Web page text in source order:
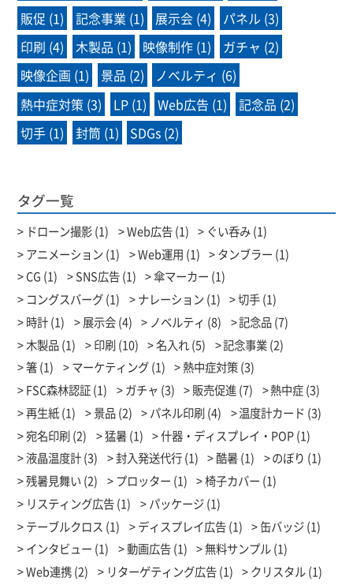
販促 (1)
記念事業 (1) 展示会 (4)
パネル (3)
印刷 (4)
木製品 (1) 映像制作 (1)
ガチャ (2)
映像企画 (1)
景品 (2)
ノベルティ (6)
熱中症対策 (3)
LP (1) Web広告 (1)
記念品 (2)
切手 (1)
封筒 (1) SDGs (2)
タグ一覧
ドローン撮影 (1) Web広告 (1)
ぐい呑み (1)
アニメーション (1)
Web運用 (1)
タンブラー (1)
CG (1)
SNS広告 (1)
傘マーカー (1)
コングスバーグ (1)
ナレーション (1)
切手 (1)
時計 (1)
展示会 (4) ノベルティ (8)
記念品 (7)
木製品 (1)
印刷 (10) 名入れ (5)
記念事業 (2)
箸 (1)
マーケティング (1)
熱中症対策 (3)
FSC森林認証 (1)
ガチャ (3) 販売促進 (7)
熱中症 (3)
再生紙 (1)
景品 (2) パネル印刷 (4)
温度計カード (3)
宛名印刷 (2)
猛暑 (1)
什器・ディスプレイ・POP (1)
液晶温度計 (3)
封入発送代行 (1) 酷暑 (1)
のぼり (1)
残暑見舞い (2)
プロッター (1)
椅子カバー (1)
リスティング広告 (1)
パッケージ (1)
テーブルクロス (1)
ディスプレイ広告 (1)
缶バッジ (1)
インタビュー (1)
動画広告 (1)
無料サンプル (1)
Web連携 (2)
リターゲティング広告 (1)
クリスタル (1)